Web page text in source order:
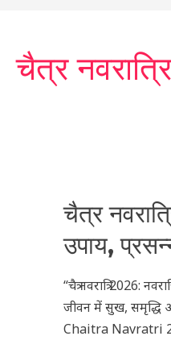
चैत्र
चैत्र
उपाय,
“चैत्र नवरात्रि 2026:
जीवन में सुख, समृद्धि
Chaitra Navratri
चैत्र
2026:
रानी
को
खुश